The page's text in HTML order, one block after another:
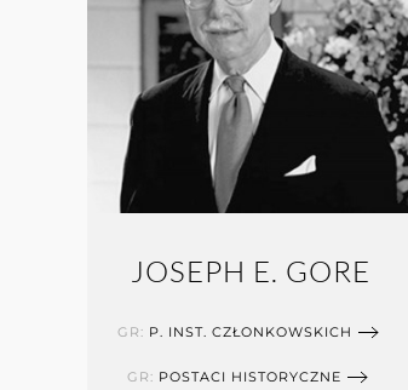
JOSEPH E. GORE
GR: P. INST. CZŁONKOWSKICH
GR: POSTACI HISTORYCZNE